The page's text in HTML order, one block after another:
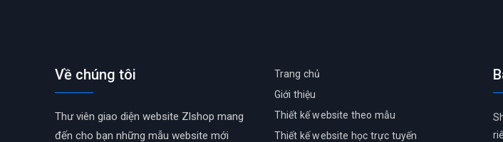
Về chúng tôi
Thư viên giao diện website Zlshop mang
đến cho bạn những mẫu website mới
Trang chủ
Giới thiệu
Thiết kế website theo mẫu
Thiết kế website học trực tuyến